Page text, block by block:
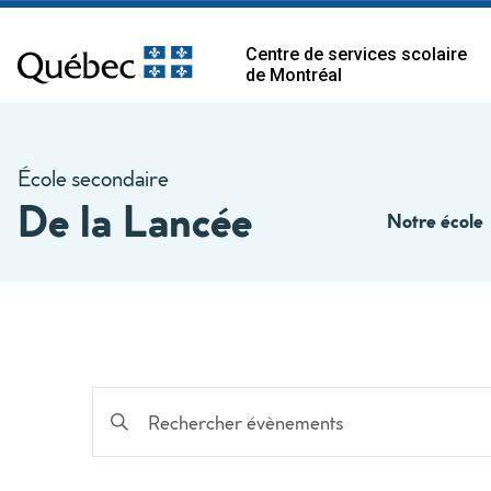
Centre de services scolaire
de Montréal
École secondaire
De la Lancée Notre école
Recherche
et
Saisir
mot-
clé.